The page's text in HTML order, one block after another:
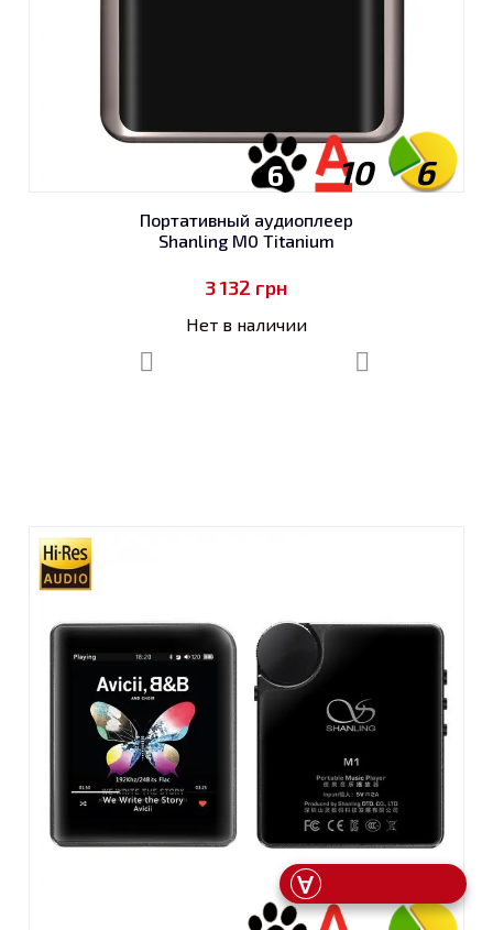
6
10
6
Портативный аудиоплеер
Shanling M0 Titanium
3 132 грн
Нет в наличии